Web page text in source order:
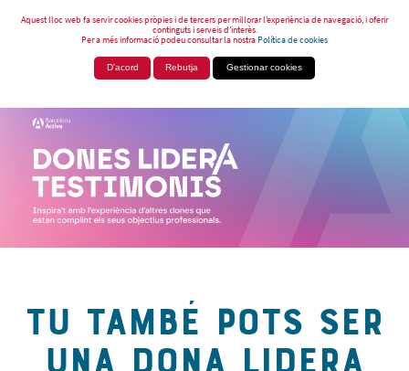
Aquest lloc web fa servir cookies pròpies i de tercers per millorar l’experiència de navegació, i oferir
continguts i serveis d’interès.
Per a més informació podeu consultar la nostraPolítica de cookies
D'acord Rebutja Gestionar cookies
TU TAMBÉ POTS SER
UNA DONA LIDERA